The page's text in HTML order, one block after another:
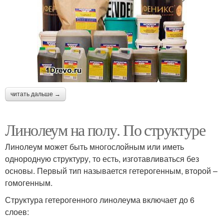
читать дальше →
Линолеум на полу. По структуре
Линолеум может быть многослойным или иметь
однородную структуру, то есть, изготавливаться без
основы. Первый тип называется гетерогенным, второй –
гомогенным.
Структура гетерогенного линолеума включает до 6
слоев: